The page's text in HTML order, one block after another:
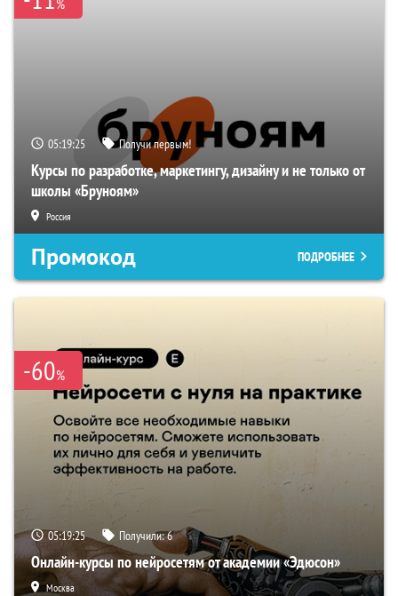
%
05:19:24 Получи первым!
Курсы по разработке, маркетингу, дизайну и не только от
школы «Бруноям»
Россия
Промокод ПОДРОБНЕЕ
-60%
05:19:24 Получили:6
Онлайн-курсы по нейросетям от академии «Эдюсон»
Москва